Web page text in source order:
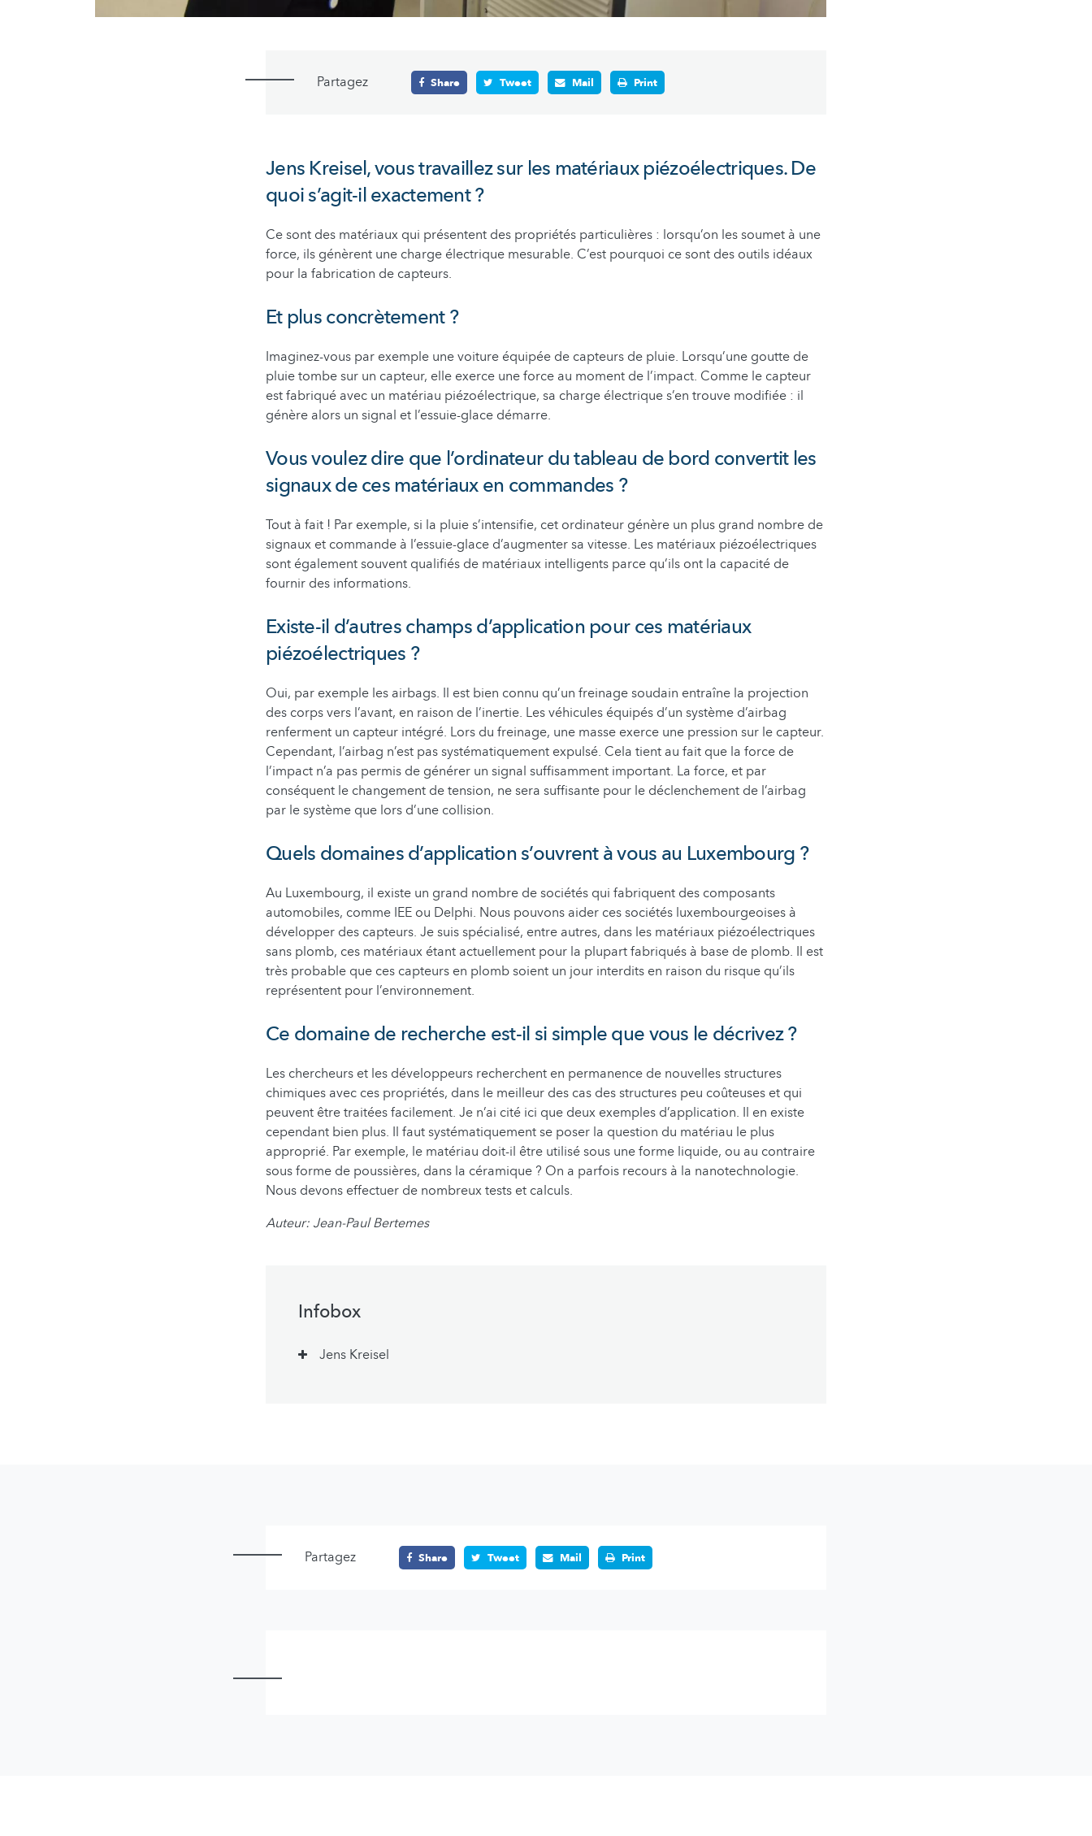
Partagez Share Tweet Mail Print
Jens Kreisel, vous travaillez sur les matériaux piézoélectriques. De
quoi s’agit-il exactement ?
Ce sont des matériaux qui présentent des propriétés particulières : lorsqu’on les soumet à une
force, ils génèrent une charge électrique mesurable. C’est pourquoi ce sont des outils idéaux
pour la fabrication de capteurs.
Et plus concrètement ?
Imaginez-vous par exemple une voiture équipée de capteurs de pluie. Lorsqu’une goutte de
pluie tombe sur un capteur, elle exerce une force au moment de l’impact. Comme le capteur
est fabriqué avec un matériau piézoélectrique, sa charge électrique s’en trouve modifiée : il
génère alors un signal et l’essuie-glace démarre.
Vous voulez dire que l’ordinateur du tableau de bord convertit les
signaux de ces matériaux en commandes ?
Tout à fait ! Par exemple, si la pluie s’intensifie, cet ordinateur génère un plus grand nombre de
signaux et commande à l’essuie-glace d’augmenter sa vitesse. Les matériaux piézoélectriques
sont également souvent qualifiés de matériaux intelligents parce qu’ils ont la capacité de
fournir des informations.
Existe-il d’autres champs d’application pour ces matériaux
piézoélectriques ?
Oui, par exemple les airbags. Il est bien connu qu’un freinage soudain entraîne la projection
des corps vers l’avant, en raison de l’inertie. Les véhicules équipés d’un système d’airbag
renferment un capteur intégré. Lors du freinage, une masse exerce une pression sur le capteur.
Cependant, l’airbag n’est pas systématiquement expulsé. Cela tient au fait que la force de
l’impact n’a pas permis de générer un signal suffisamment important. La force, et par
conséquent le changement de tension, ne sera suffisante pour le déclenchement de l’airbag
par le système que lors d’une collision.
Quels domaines d’application s’ouvrent à vous au Luxembourg ?
Au Luxembourg, il existe un grand nombre de sociétés qui fabriquent des composants
automobiles, comme IEE ou Delphi. Nous pouvons aider ces sociétés luxembourgeoises à
développer des capteurs. Je suis spécialisé, entre autres, dans les matériaux piézoélectriques
sans plomb, ces matériaux étant actuellement pour la plupart fabriqués à base de plomb. Il est
très probable que ces capteurs en plomb soient un jour interdits en raison du risque qu’ils
représentent pour l’environnement.
Ce domaine de recherche est-il si simple que vous le décrivez ?
Les chercheurs et les développeurs recherchent en permanence de nouvelles structures
chimiques avec ces propriétés, dans le meilleur des cas des structures peu coûteuses et qui
peuvent être traitées facilement. Je n’ai cité ici que deux exemples d’application. Il en existe
cependant bien plus. Il faut systématiquement se poser la question du matériau le plus
approprié. Par exemple, le matériau doit-il être utilisé sous une forme liquide, ou au contraire
sous forme de poussières, dans la céramique ? On a parfois recours à la nanotechnologie.
Nous devons effectuer de nombreux tests et calculs.
Auteur: Jean-Paul Bertemes
Infobox
Jens Kreisel
Partagez Share Tweet Mail Print